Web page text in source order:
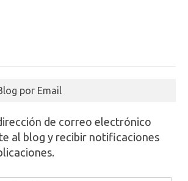
por Email
de correo electrónico
al blog y recibir notificaciones